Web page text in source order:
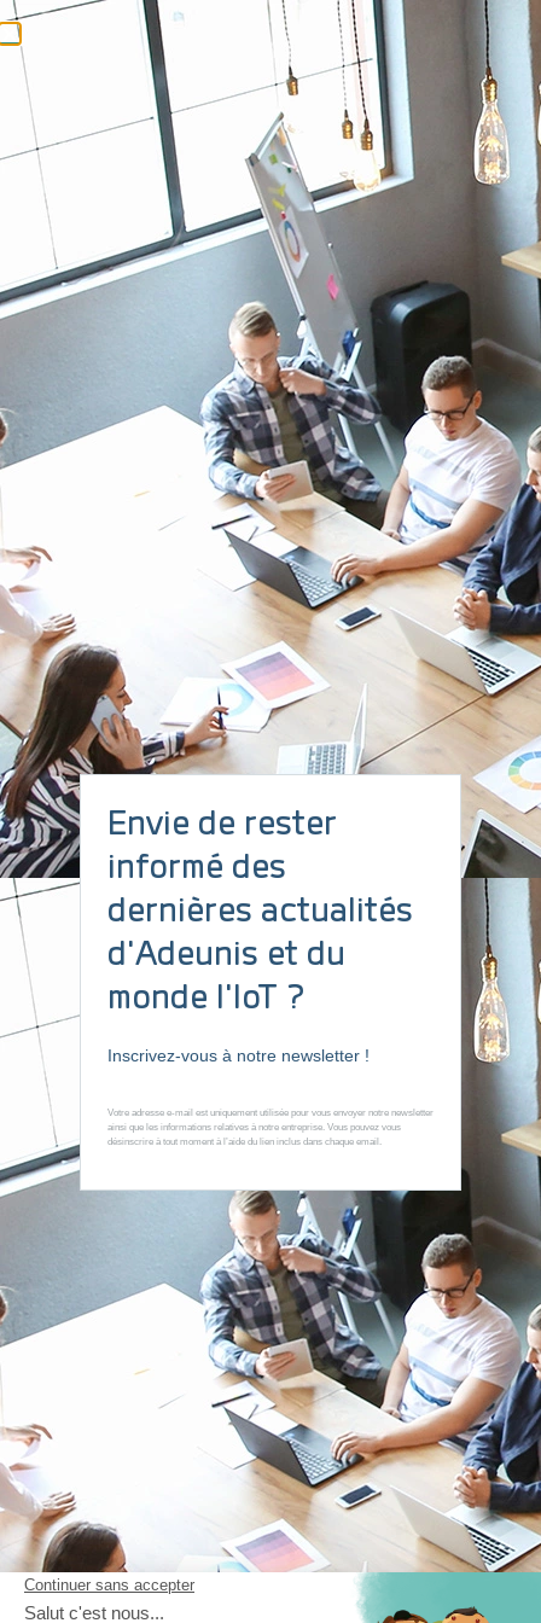
LTE-M
Qu’est ce que la
technologie LTE-M (ou
LTE-Cat-M1) ?
LTE-M : la solution incontournable pour les cas
d’utilisation nécessitant un débit élevé et une
latence réduite
Le LTE-M (Long Term Evolution for Machines), également connu
sous le nom de LTE-Cat-M1, est une sous-catégorie du LTE.
Grâce à sa faible latence et à son débit élevé, le LTE-M offre la
possibilité de mettre à jour régulièrement les objets connectés pour
déployer de nouvelles fonctionnalités et maintenir la sécurité. Cette
technologie permet également la transmission de photos et de voix,
ainsi que des utilisations en mobilité telles que la gestion de flotte
ou le suivi des biens.
Bien que plus énergivore que la technologie NB-IoT dans des
conditions de transmission difficiles, la technologie LTE-Cat-M1
permet des utilisations sur batterie.
Découvrir nos produits en LTE-M >>>
20 ANS
d’expertise pour vous accompagner, du diagnostic à la mise en
œuvre devotre solution
En savoir plus
5 MILLIONS
d’objets connectés vendus parmi notre gamme complète de
capteurs multi-réseaux IoT
En savoir plus
3 CLICS
pour
configurer et maintenir
votre parc de capteurs en conditions opérationnelles
En savoir plus
CONTACTEZ-NOUS
Envie de rester
informé des
dernières actualités
d'Adeunis et du
monde l'IoT ?
Inscrivez-vous à notre newsletter !
Votre adresse e-mail est uniquement utilisée pour vous envoyer notre newsletter
ainsi que les informations relatives à notre entreprise. Vous pouvez vous
désinscrire à tout moment à l’aide du lien inclus dans chaque email.